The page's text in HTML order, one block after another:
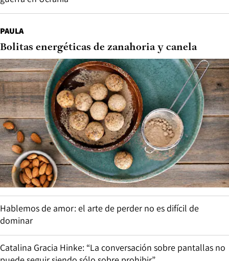
PAULA
Bolitas energéticas de zanahoria y canela
Hablemos de amor: el arte de perder no es difícil de
dominar
Catalina Gracia Hinke: “La conversación sobre pantallas no